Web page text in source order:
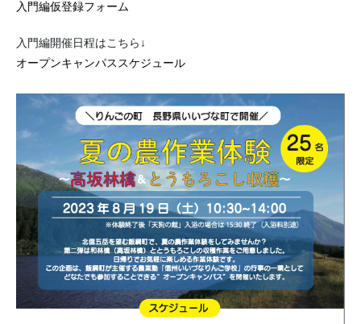
入門編仮登録フォーム
入門編開催日程はこちら↓
オープンキャンパススケジュール